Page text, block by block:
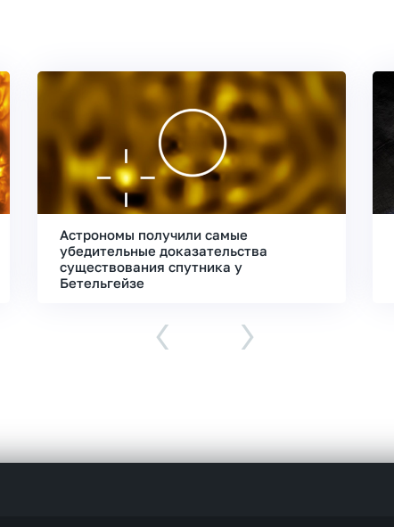
Астрономы получили самые
убедительные доказательства
существования спутника у
Бетельгейзе
‹ ›